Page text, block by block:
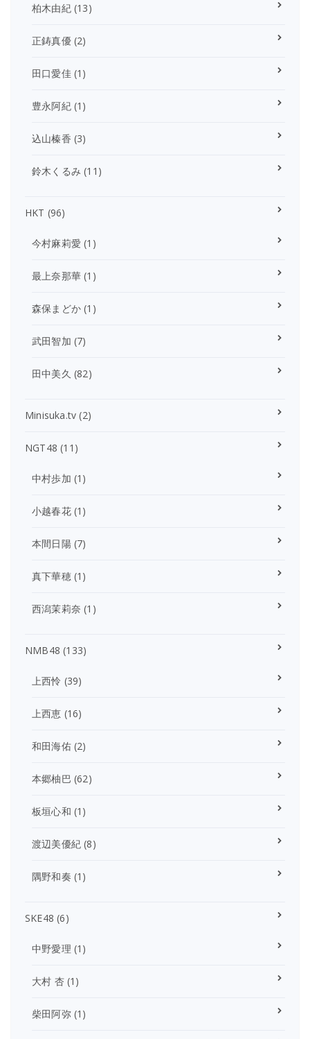
柏木由紀(13)
正鋳真優(2)
田口愛佳(1)
豊永阿紀(1)
込山榛香 (3)
鈴木くるみ (11)
HKT (96)
今村麻莉愛 (1)
最上奈那華 (1)
森保まどか (1)
武田智加 (7)
田中美久 (82)
Minisuka.tv (2)
NGT48 (11)
中村歩加 (1)
小越春花(1)
本間日陽(7)
真下華穂(1)
西潟茉莉奈 (1)
NMB48 (133)
上西怜 (39)
上西恵 (16)
和田海佑(2)
本郷柚巴 (62)
板垣心和 (1)
渡辺美優紀 (8)
隅野和奏 (1)
SKE48 (6)
中野愛理 (1)
大村 杏(1)
柴田阿弥(1)